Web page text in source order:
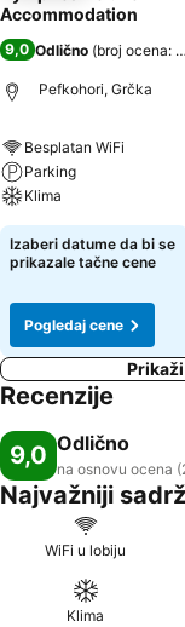
Accommodation
9,0 Odlično (broj ocena:
Pefkohori, Grčka
Besplatan WiFi
Parking
Klima
Izaberi datume da bi se
prikazale tačne cene
Pogledaj cene
Recenzije
9,0 Odlično
na osnovu ocena
Najvažniji
WiFi u lobiju
Klima